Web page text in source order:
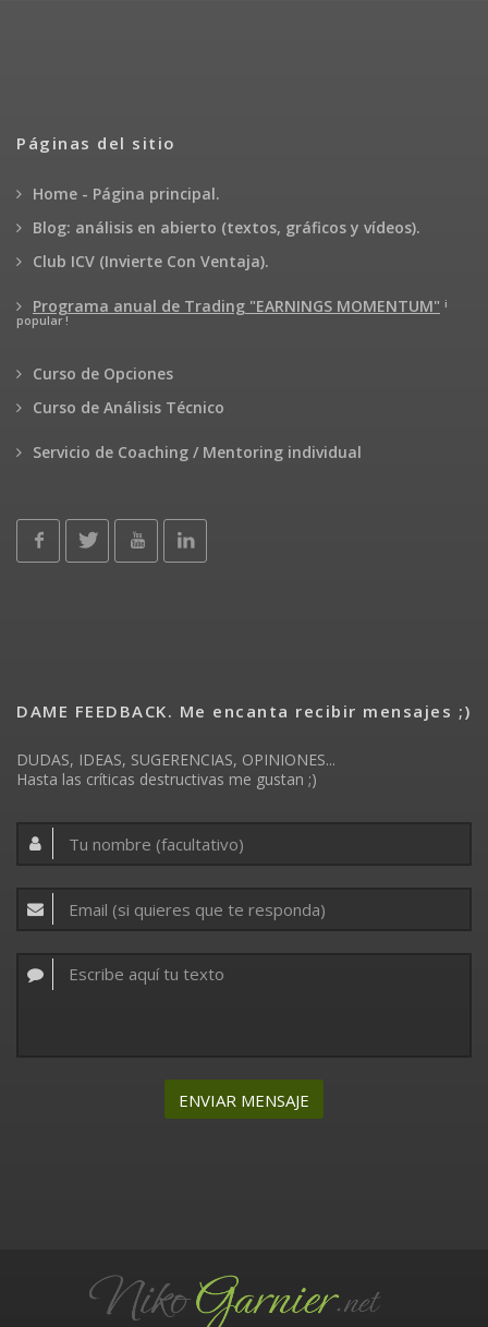
Páginas del sitio
Home - Página principal.
Blog: análisis en abierto (textos, gráficos y vídeos).
Club ICV (Invierte Con Ventaja).
Programa anual de Trading "EARNINGS MOMENTUM" ¡
popular !
Curso de Opciones
Curso de Análisis Técnico
Servicio de Coaching / Mentoring individual
DAME FEEDBACK. Me encanta recibir mensajes ;)
DUDAS, IDEAS, SUGERENCIAS, OPINIONES...
Hasta las críticas destructivas me gustan ;)
ENVIAR MENSAJE